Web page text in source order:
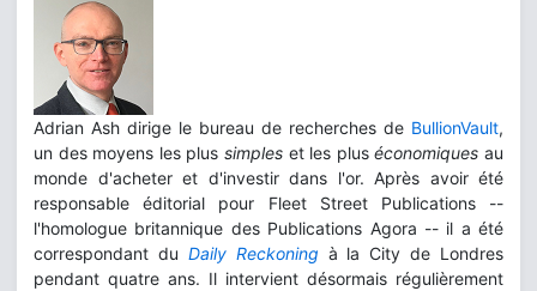
Adrian Ash dirige le bureau de recherches de BullionVault,
un des moyens les plus simples et les pluséconomiquesau
monde d'acheter et d'investir dans l'or. Après avoir été
responsable éditorial pour Fleet Street Publications --
l'homologue britannique des Publications Agora -- il a été
correspondant du Daily Reckoning à la City de Londres
pendant quatre ans. Il intervient désormais régulièrement